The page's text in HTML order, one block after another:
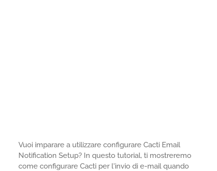
Vuoi imparare a utilizzare configurare Cacti Email
Notification Setup? In questo tutorial, ti mostreremo
come configurare Cacti per l'invio di e-mail quando